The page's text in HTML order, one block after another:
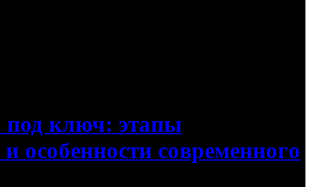
под ключ: этапы
особенности современного